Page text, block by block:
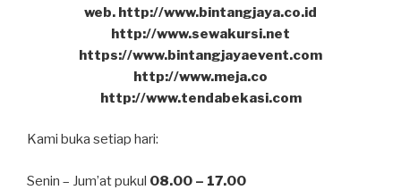
web. http://www.bintangjaya.co.id
http://www.sewakursi.net
https://www.bintangjayaevent.com
http://www.meja.co
http://www.tendabekasi.com
Kami buka setiap hari:
Senin – Jum’at pukul 08.00 – 17.00